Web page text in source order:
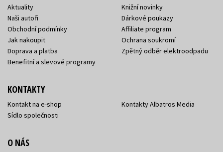
Aktuality
Naši autoři
Obchodní podmínky
Jak nakoupit
Doprava a platba
Benefitní a slevové programy
Knižní novinky
Dárkové poukazy
Affiliate program
Ochrana soukromí
Zpětný odběr elektroodpadu
KONTAKTY
Kontakt na e-shop
Sídlo společnosti
Kontakty Albatros Media
O NÁS